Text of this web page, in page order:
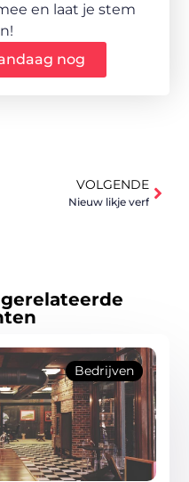
en laat je stem
nog
VOLGENDE
Nieuw likje verf
gerelateerde
Bedrijven